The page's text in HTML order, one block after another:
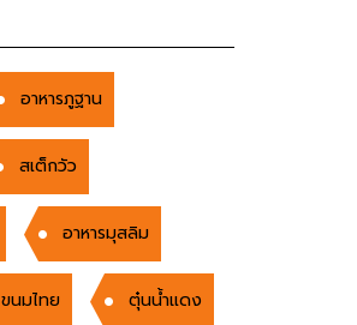
อาหารภูฐาน
สเต็กวัว
อาหารมุสลิม
ขนมไทย ตุ๋นน้ำแดง